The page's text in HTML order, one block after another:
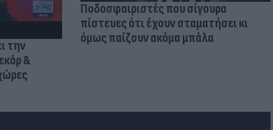
την
&
Ποδοσφαιριστές που σίγουρα
πίστευες ότι έχουν σταματήσει κι
όμως παίζουν ακόμα μπάλα